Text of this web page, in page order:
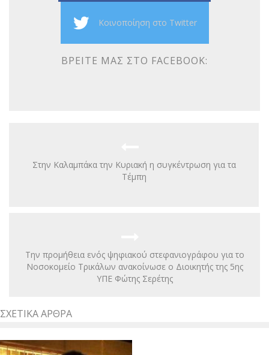
Κοινοποίηση στο Twitter
ΒΡΕΊΤΕ ΜΑΣ ΣΤΟ FACEBOOK:
Στην Καλαμπάκα την Κυριακή η συγκέντρωση για τα
Τέμπη
Την προμήθεια ενός ψηφιακού στεφανιογράφου για το
Νοσοκομείο Τρικάλων ανακοίνωσε ο Διοικητής της 5ης
ΥΠΕ Φώτης Σερέτης
ΣΧΕΤΙΚΆ ΆΡΘΡΑ